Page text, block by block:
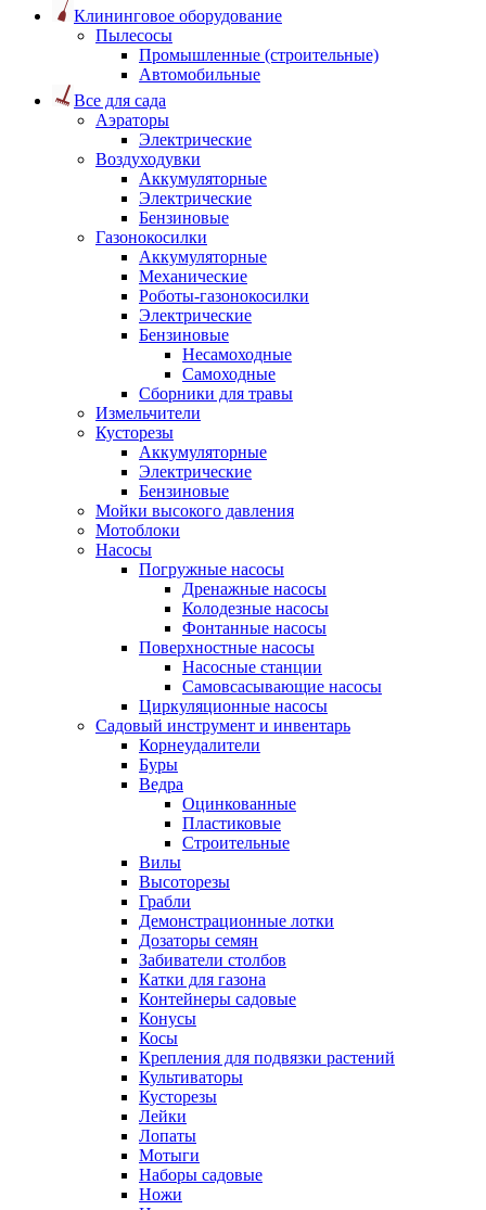
Клининговое оборудование
Пылесосы
Промышленные (строительные)
Автомобильные
Все для сада
Аэраторы
Электрические
Воздуходувки
Аккумуляторные
Электрические
Бензиновые
Газонокосилки
Аккумуляторные
Механические
Роботы-газонокосилки
Электрические
Бензиновые
Несамоходные
Самоходные
Сборники для травы
Измельчители
Кусторезы
Аккумуляторные
Электрические
Бензиновые
Мойки высокого давления
Мотоблоки
Насосы
Погружные насосы
Дренажные насосы
Колодезные насосы
Фонтанные насосы
Поверхностные насосы
Насосные станции
Самовсасывающие насосы
Циркуляционные насосы
Садовый инструмент и инвентарь
Корнеудалители
Буры
Ведра
Оцинкованные
Пластиковые
Строительные
Вилы
Высоторезы
Грабли
Демонстрационные лотки
Дозаторы семян
Забиватели столбов
Катки для газона
Контейнеры садовые
Конусы
Косы
Крепления для подвязки растений
Культиваторы
Кусторезы
Лейки
Лопаты
Мотыги
Наборы садовые
Ножи